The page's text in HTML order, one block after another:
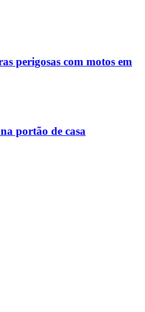
perigosas com motos em
portão de casa